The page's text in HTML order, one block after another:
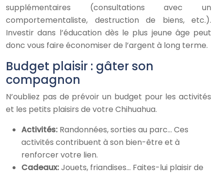
supplémentaires (consultations avec un
comportementaliste, destruction de biens, etc.).
Investir dans l’éducation dès le plus jeune âge peut
donc vous faire économiser de l’argent à long terme.
Budget plaisir : gâter son
compagnon
N’oubliez pas de prévoir un budget pour les activités
et les petits plaisirs de votre Chihuahua.
Activités: Randonnées, sorties au parc… Ces
activités contribuent à son bien-être et à
renforcer votre lien.
Cadeaux:Jouets, friandises… Faites-lui plaisir de